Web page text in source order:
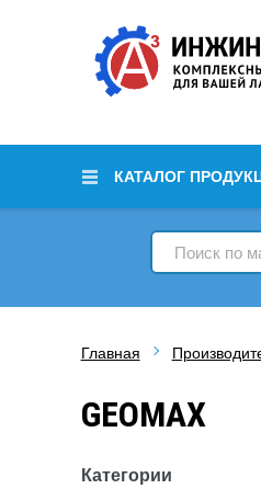
КАТАЛОГ
Главная
GEOMAX
Категории